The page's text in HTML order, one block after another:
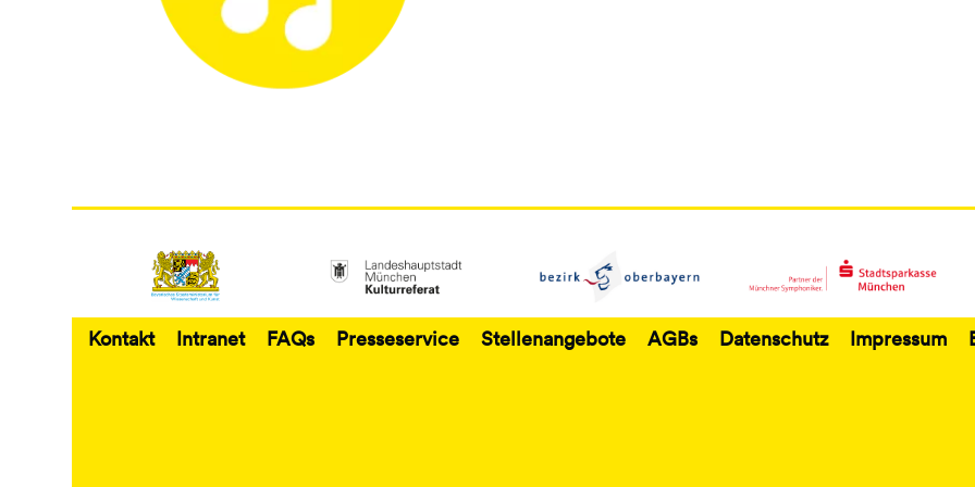
Kontakt Intranet FAQs Presseservice Stellenangebote AGBs Datenschutz Impressum